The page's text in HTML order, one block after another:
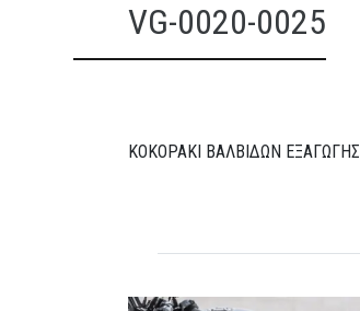
VG-0020-0025
ΚΟΚΟΡΑΚΙ ΒΑΛΒΙΔΩΝ ΕΞΑΓΩΓΗΣ